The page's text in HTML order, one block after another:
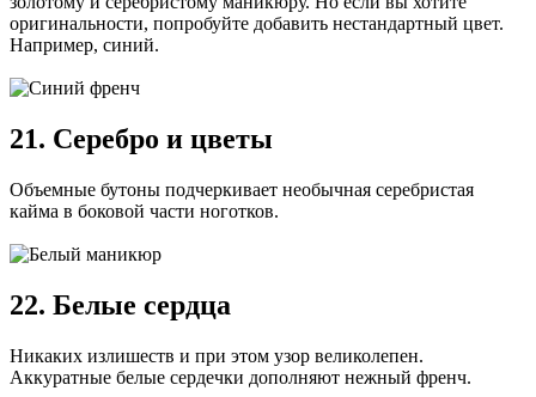
оригинальности, попробуйте добавить нестандартный цвет.
Например, синий.
21. Серебро и цветы
Объемные бутоны подчеркивает необычная серебристая
кайма в боковой части ноготков.
22. Белые сердца
Никаких излишеств и при этом узор великолепен.
Аккуратные белые сердечки дополняют нежный френч.